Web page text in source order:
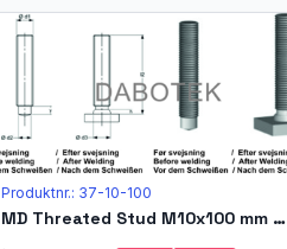
Produktnr.: 37-10-100
MD Threated Stud M10x100 mm Matr. A4-70 acc. EN ISO 13918 (MD)